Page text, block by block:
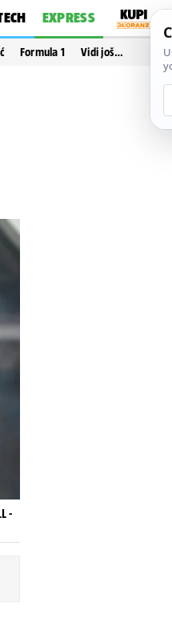
EXPRESS
Formula 1 Vidi još…
-